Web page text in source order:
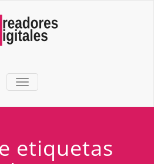
TOGGLE NAVIGATION
etiquetas